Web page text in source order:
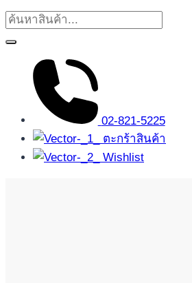
02-821-5225
ตะกร้าสินค้า
Wishlist